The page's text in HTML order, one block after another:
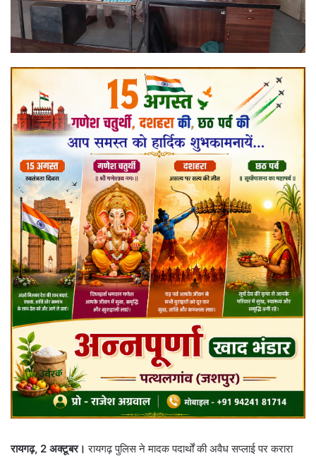
रायगढ़, 2 अक्टूबर। रायगढ़ पुलिस ने मादक पदार्थों की अवैध सप्लाई पर करारा